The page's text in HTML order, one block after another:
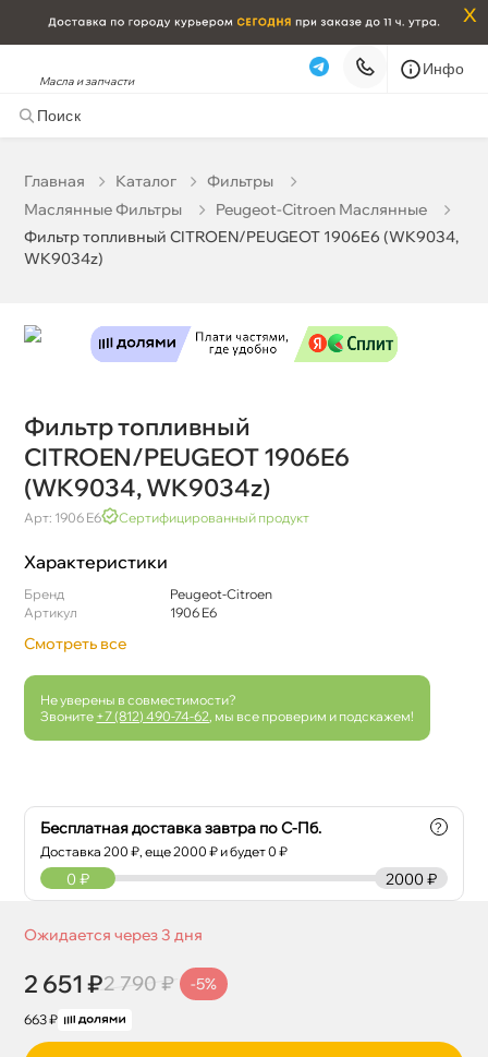
x
Масла и запчасти
Инфо
Главная Катало
Фильтры
Маслянные Фильтры
Peugeot-Citroen Маслянные
Фильтр топливный CITROEN/PEUGEOT 1906E6 (WK9034,
WK9034z)
Фильтр топливный
CITROEN/PEUGEOT 1906E6
(WK9034, WK9034z)
Арт: 1906 E6 Сертифицированный продукт
Характеристики
Бренд
Peugeot-Citroen
Артикул
1906 E6
Смотреть все
Не уверены в совместимости?
Звоните +7 (812) 490-74-62 , мы все проверим и подскажем!
Бесплатная доставка завтра по С-Пб.
Доставка200 ₽, еще2000 ₽ и будет 0 ₽
?
2000 ₽
0 ₽
Ожидается через 3 дня
2 651 ₽2 790 ₽ -5%
663 ₽
Фильтр топливный CITROEN/PEUGEOT 1906E6
Бесплатная Завтра, 06.08 (при заказе от 2000₽)
Срочная за 2 ч – 399 ₽
Карта Список